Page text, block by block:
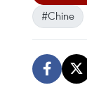
#Chine